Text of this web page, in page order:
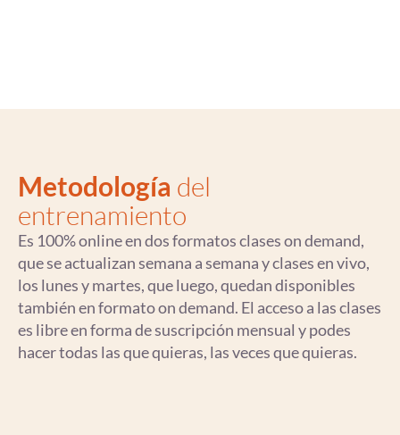
Metodología del
entrenamiento
Es 100% online en dos formatos clases on demand,
que se actualizan semana a semana y clases en vivo,
los lunes y martes, que luego, quedan disponibles
también en formato on demand. El acceso a las clases
es libre en forma de suscripción mensual y podes
hacer todas las que quieras, las veces que quieras.